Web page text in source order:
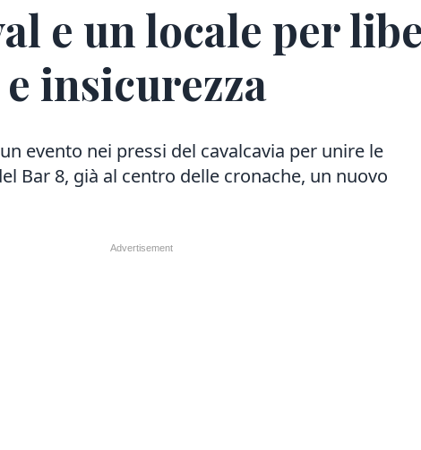
e un locale per
insicurezza
evento nei pressi del cavalcavia per unire le
Bar 8, già al centro delle cronache, un nuovo